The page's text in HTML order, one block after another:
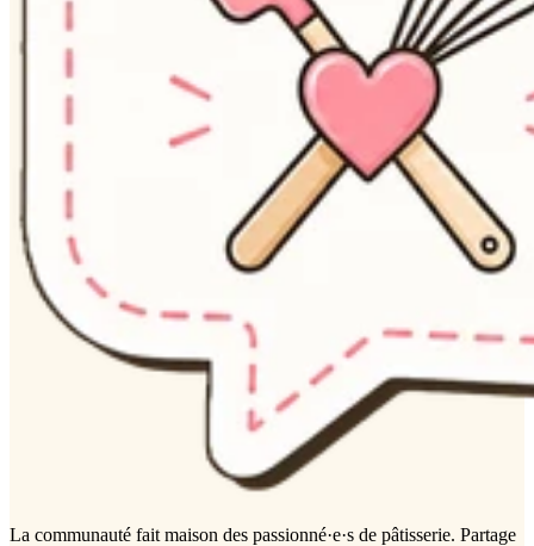
La communauté fait maison des passionné·e·s de pâtisserie. Partage